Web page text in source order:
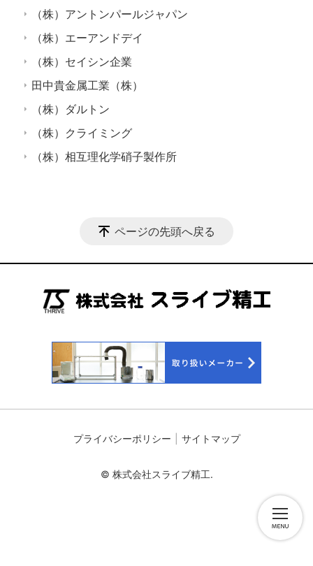
（株）アントンパールジャパン
（株）エーアンドデイ
（株）セイシン企業
田中貴金属工業（株）
（株）ダルトン
（株）クライミング
（株）相互理化学硝子製作所
ページの先頭へ戻る
プライバシーポリシー サイトマップ
© 株式会社スライブ精工.